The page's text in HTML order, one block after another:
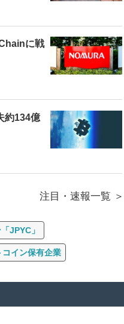
に戦
約134億
注目・速報一覧
JPYC」
コイン保有企業